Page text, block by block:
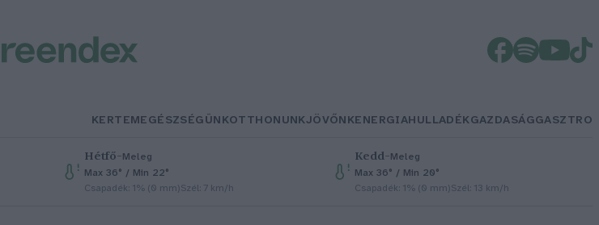
KERTEMEGÉSZSÉGÜNKOTTHONUNKJÖVŐNKENERGIAHULLADÉKGAZDASÁGGASZTRO
Hétfő–Meleg
Max 36° / Min 22°
Csapadék: 1% (0 mm)Szél: 7 km/h
Kedd–Meleg
Max 36° / Min 20°
Csapadék: 1% (0 mm)Szél: 13 km/h